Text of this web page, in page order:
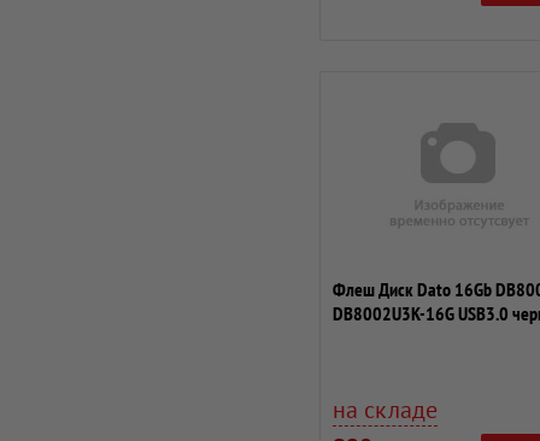
Флеш Диск Dato 16Gb
DB8002U3K-16G USB3.0
на складе